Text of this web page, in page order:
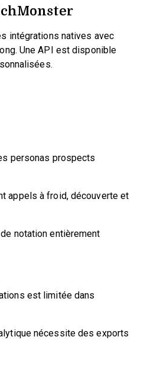
intégrations natives avec
Une API est disponible
personas prospects
appels à froid, découverte et
notation entièrement
est limitée dans
nécessite des exports